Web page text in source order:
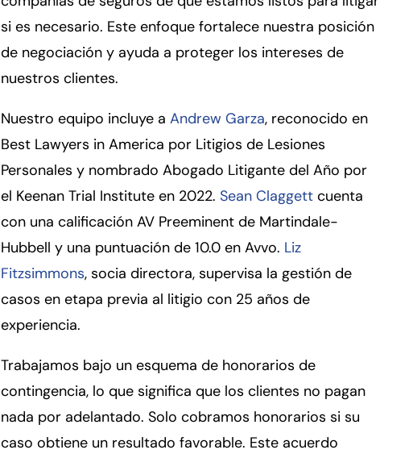
si es necesario. Este enfoque fortalece nuestra posición
de negociación y ayuda a proteger los intereses de
nuestros clientes.
Nuestro equipo incluye a Andrew Garza, reconocido en
Best Lawyers in America por Litigios de Lesiones
Personales y nombrado Abogado Litigante del Año por
el Keenan Trial Institute en 2022. Sean Claggett cuenta
con una calificación AV Preeminent de Martindale-
Hubbell y una puntuación de 10.0 en Avvo. Liz
Fitzsimmons, socia directora, supervisa la gestión de
casos en etapa previa al litigio con 25 años de
experiencia.
Trabajamos bajo un esquema de honorarios de
contingencia, lo que significa que los clientes no pagan
nada por adelantado. Solo cobramos honorarios si su
caso obtiene un resultado favorable. Este acuerdo